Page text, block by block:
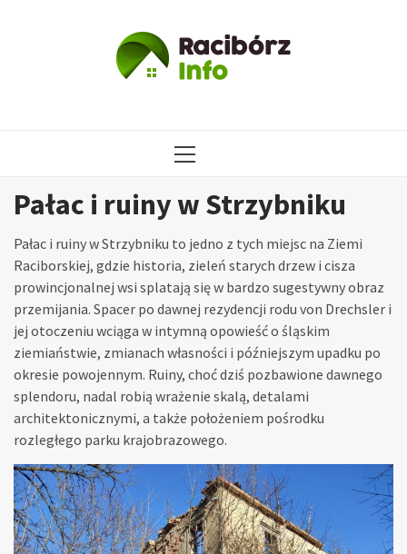
MENU
Pałac i ruiny w Strzybniku
Pałac i ruiny w Strzybniku to jedno z tych miejsc na Ziemi
Raciborskiej, gdzie historia, zieleń starych drzew i cisza
prowincjonalnej wsi splatają się w bardzo sugestywny obraz
przemijania. Spacer po dawnej rezydencji rodu von Drechsler i
jej otoczeniu wciąga w intymną opowieść o śląskim
ziemiaństwie, zmianach własności i późniejszym upadku po
okresie powojennym. Ruiny, choć dziś pozbawione dawnego
splendoru, nadal robią wrażenie skalą, detalami
architektonicznymi, a także położeniem pośrodku
rozległego parku krajobrazowego.